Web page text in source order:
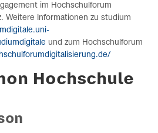
im Hochschulforum
Weitere Informationen zu studium
und zum Hochschulforum
Hochschule